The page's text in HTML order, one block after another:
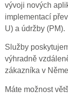
vývoji nových
implementací
U) a údržby (PM).
Služby
výhradně
zákazníka v
Máte možnost